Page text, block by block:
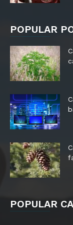
POPULAR
POPULAR